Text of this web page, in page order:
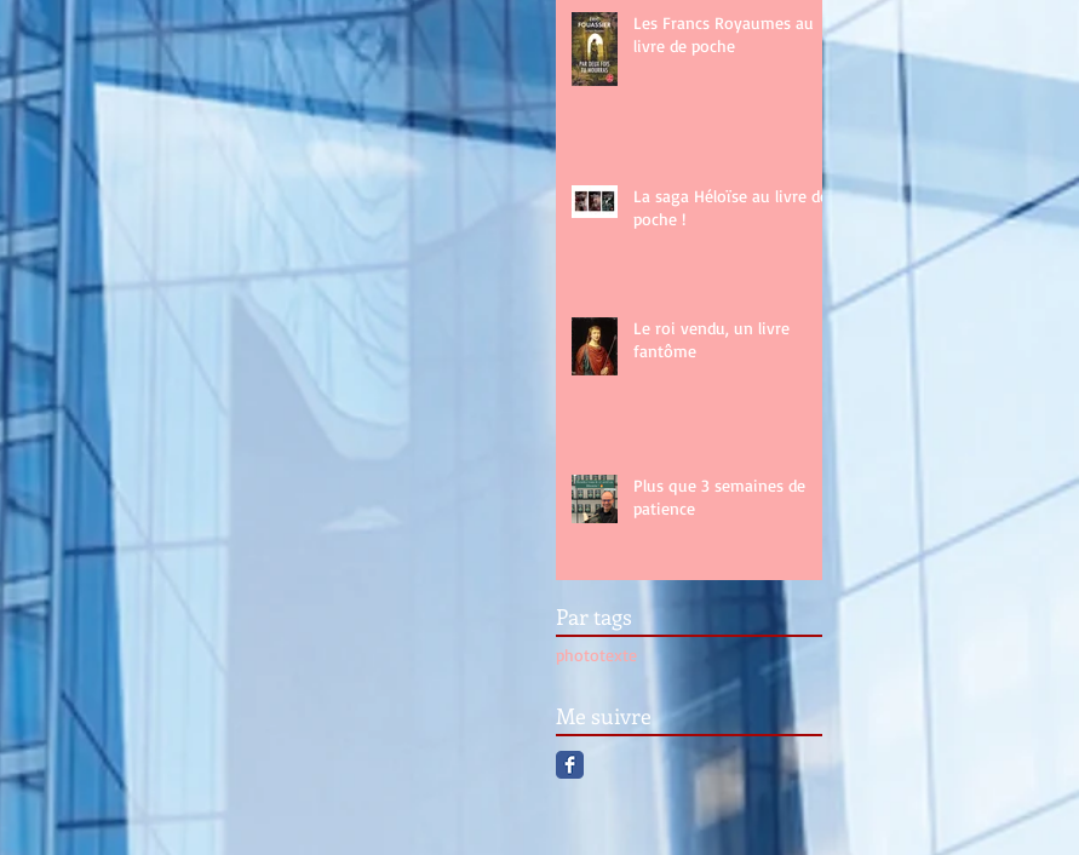
Les Francs Royaumes au
livre de poche
La saga Héloïse au livre de
poche !
Le roi vendu, un livre
fantôme
Plus que 3 semaines de
patience
Par tags
phototexte
Me suivre